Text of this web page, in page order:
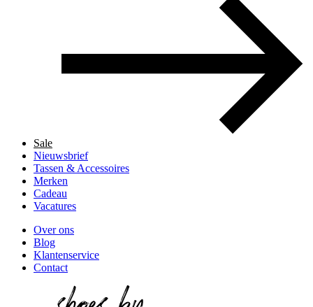
Sale
Nieuwsbrief
Tassen & Accessoires
Merken
Cadeau
Vacatures
Over ons
Blog
Klantenservice
Contact